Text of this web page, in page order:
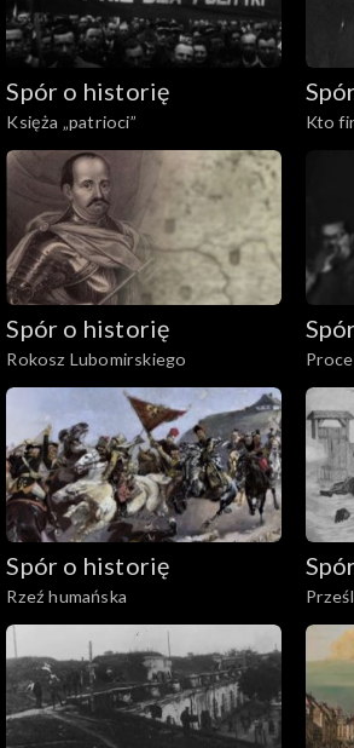
Spór o historię
Księża „patrioci”
Kto
Spór o historię
Rokosz Lubomirskiego
Spór o historię
Rzeź humańska